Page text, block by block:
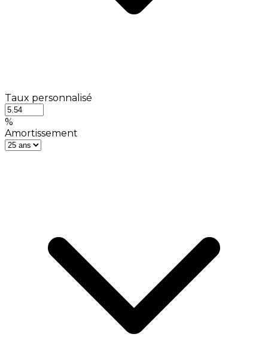
Taux personnalisé
%
Amortissement